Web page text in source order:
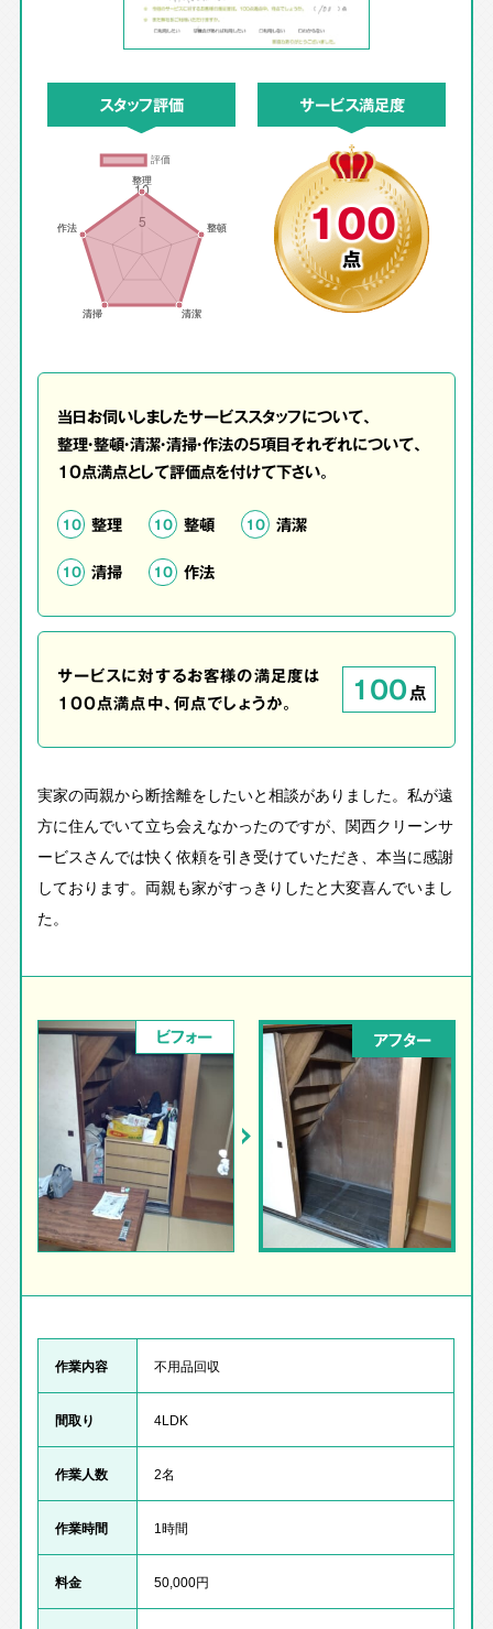
スタッフ評価 サービス満足度
100
点
当日お伺いしましたサービススタッフについて、
整理・整頓・清潔・清掃・作法の5項目それぞれについて、
10点満点として評価点を付けて下さい。
10 整理 10 整頓 10 清潔
10 清掃 10 作法
サービスに対するお客様の満足度は
100点満点中、何点でしょうか。
100点
実家の両親から断捨離をしたいと相談がありました。私が遠
方に住んでいて立ち会えなかったのですが、関西クリーンサ
ービスさんでは快く依頼を引き受けていただき、本当に感謝
しております。両親も家がすっきりしたと大変喜んでいまし
た。
ビフォー アフター
作業内容 不用品回収
間取り 4LDK
作業人数 2名
作業時間 1時間
料金 50,000円